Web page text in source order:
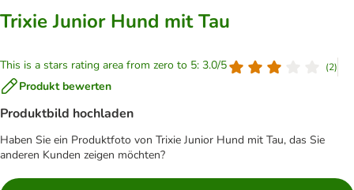
Trixie Junior Hund mit Tau
This is a stars rating area from zero to 5: 3.0/5 (2)
Produkt bewerten
Produktbild hochladen
Haben Sie ein Produktfoto von Trixie Junior Hund mit Tau, das Sie
anderen Kunden zeigen möchten?